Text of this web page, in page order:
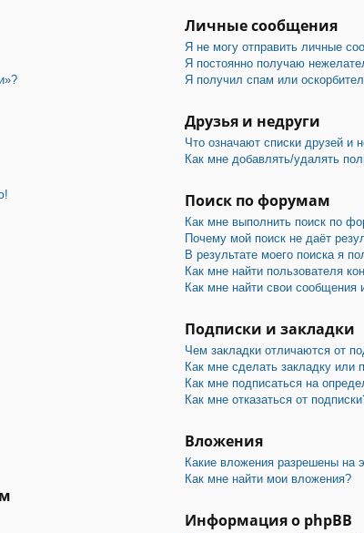
Личные сообщения
Я не могу отправить личные
Я постоянно получаю
Я получил спам или
Друзья и недруги
Что означают списки друзей и
Как мне добавлять/удалять
Поиск по форумам
Как мне выполнить поиск по
Почему мой поиск не даёт
В результате моего поиска я
Как мне найти пользователя
Как мне найти свои
Подписки и закладки
Чем закладки отличаются от
Как мне сделать закладку или
Как мне подписаться на
Как мне отказаться от
Вложения
Какие вложения разрешены на
Как мне найти мои вложения?
Информация о phpBB